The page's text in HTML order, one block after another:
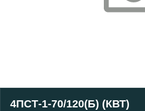
4ПСТ-1-70/120(Б) (КВТ)